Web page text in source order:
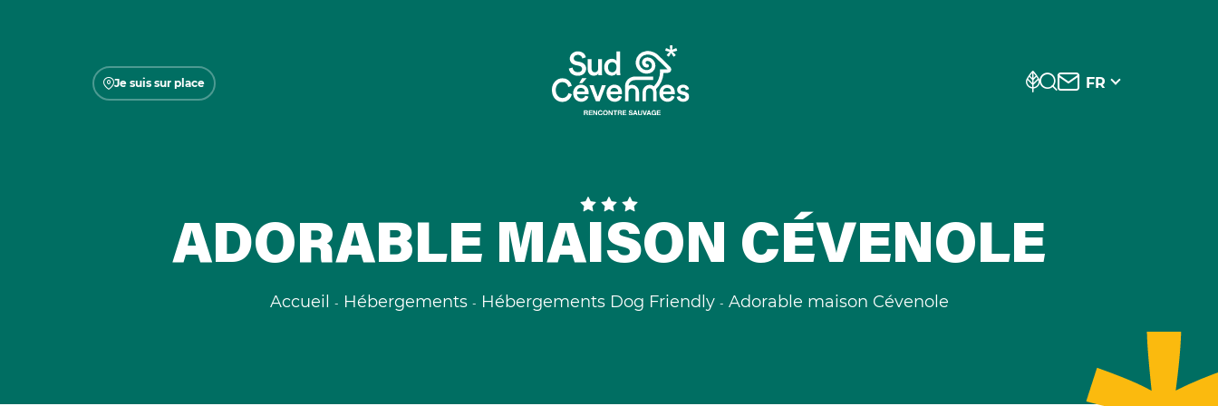
Je suis sur place FR
ADORABLE MAISON CÉVENOLE
Accueil Hébergements Hébergements Dog Friendly Adorable maison Cévenole